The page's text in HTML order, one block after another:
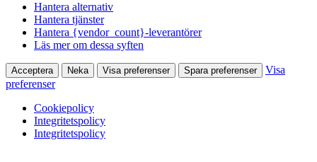
Hantera alternativ
Hantera tjänster
Hantera {vendor_count}-leverantörer
Läs mer om dessa syften
Acceptera Neka Visa preferenser Spara preferenser
Visa
preferenser
Cookiepolicy
Integritetspolicy
Integritetspolicy